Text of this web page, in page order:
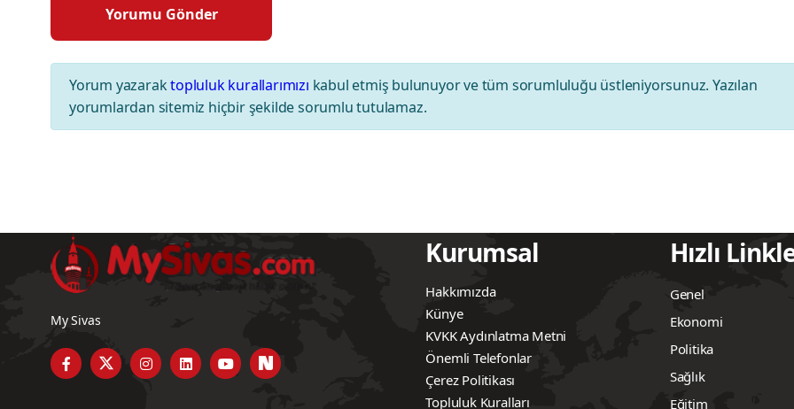
Yorum yazaraktopluluk kurallarımızı kabul etmiş bulunuyor ve tüm sorumluluğu üstleniyorsunuz. Yazılan
yorumlardan sitemiz hiçbir şekilde sorumlu tutulamaz.
My Sivas
Kurumsal
Hakkımızda
Künye
KVKK Aydınlatma Metni
Önemli Telefonlar
Çerez Politikası
Topluluk Kuralları
Hızlı
Genel
Ekonomi
Politika
Sağlık
Eğitim